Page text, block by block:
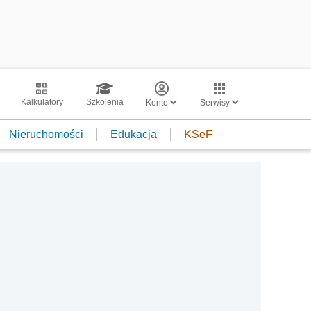
Kalkulatory Szkolenia Konto Serwisy
Nieruchomości Edukacja KSeF